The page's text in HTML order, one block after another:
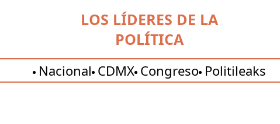
LOS LÍDERES DE LA
POLÍTICA
Nacional CDMX Congreso Politileaks